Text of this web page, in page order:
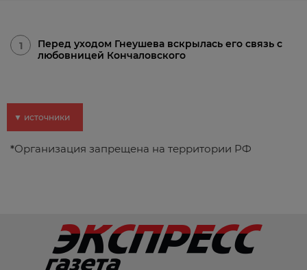
1
Перед уходом Гнеушева вскрылась его связь с
любовницей Кончаловского
▼ источники
*Организация запрещена на территории РФ